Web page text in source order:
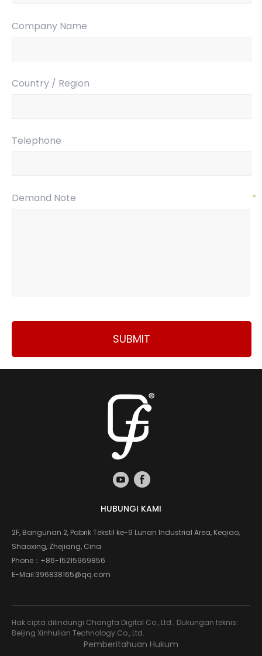
Company Name
Country / Region
Telephone
Demand Note *
SUBMIT
HUBUNGI KAMI
2F, Bangunan 2, Pabrik Tekstil ke-9 Lunan Industrial Area, Keqiao,
Shaoxing, Zhejiang, Cina
Phone： +86-15215969856
E-Mail:396838165@qq.com
Hak cipta dilindungi Changfa Digital Co., Ltd.. Dukungan teknis:
Beijing Xinhulian Technology Co., Ltd.
Pemberitahuan Hukum